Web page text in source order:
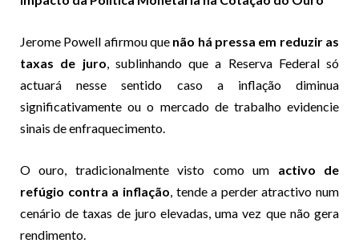
Jerome Powell afirmou que não há pressa em reduzir as
taxas de juro, sublinhando que a Reserva Federal só
actuará nesse sentido caso a inflação diminua
significativamente ou o mercado de trabalho evidencie
sinais de enfraquecimento.
O ouro, tradicionalmente visto como um activo de
refúgio contra a inflação, tende a perder atractivo num
cenário de taxas de juro elevadas, uma vez que não gera
rendimento.